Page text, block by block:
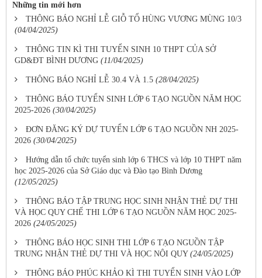
Những tin mới hơn
THÔNG BÁO NGHỈ LỄ GIỖ TỔ HÙNG VƯƠNG MÙNG 10/3
(04/04/2025)
THÔNG TIN KÌ THI TUYỂN SINH 10 THPT CỦA SỞ
GD&ĐT BÌNH DƯƠNG (11/04/2025)
THÔNG BÁO NGHỈ LỄ 30.4 VÀ 1.5 (28/04/2025)
THÔNG BÁO TUYỂN SINH LỚP 6 TẠO NGUỒN NĂM HỌC
2025-2026 (30/04/2025)
ĐƠN ĐĂNG KÝ DỰ TUYỂN LỚP 6 TẠO NGUỒN NH 2025-
2026 (30/04/2025)
Hướng dẫn tổ chức tuyển sinh lớp 6 THCS và lớp 10 THPT năm
học 2025-2026 của Sở Giáo dục và Đào tạo Bình Dương
(12/05/2025)
THÔNG BÁO TẬP TRUNG HỌC SINH NHẬN THẺ DỰ THI
VÀ HỌC QUY CHẾ THI LỚP 6 TẠO NGUỒN NĂM HỌC 2025-
2026 (24/05/2025)
THÔNG BÁO HỌC SINH THI LỚP 6 TẠO NGUỒN TẬP
TRUNG NHẬN THẺ DỰ THI VÀ HỌC NỘI QUY (24/05/2025)
THÔNG BÁO PHÚC KHẢO KÌ THI TUYỂN SINH VÀO LỚP